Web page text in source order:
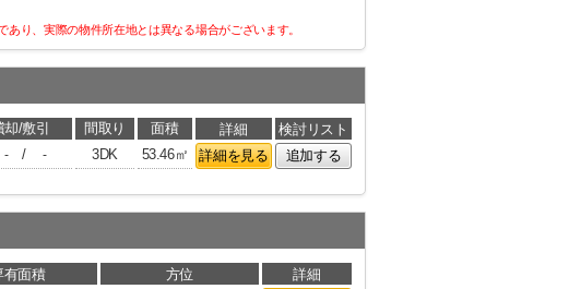
り、実際の物件所在地とは異なる場合がございます。
/敷引 間取り 面積 詳細
検討リスト
- / - 3DK 53.46㎡ 詳細を見る 追加する
有面積 方位
詳細